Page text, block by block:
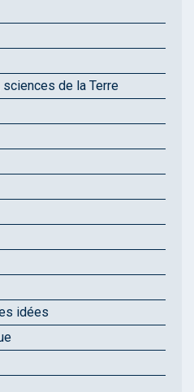
sciences de la Terre
idées